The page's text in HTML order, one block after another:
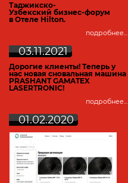
Таджикско-
Узбекский бизнес-форум
в Отеле Hilton.
подробнее...
03.11.2021
Дорогие клиенты! Теперь у
нас новая сновальная машина
PRASHANT GAMATEX
LASERTRONIC!
подробнее...
01.02.2020